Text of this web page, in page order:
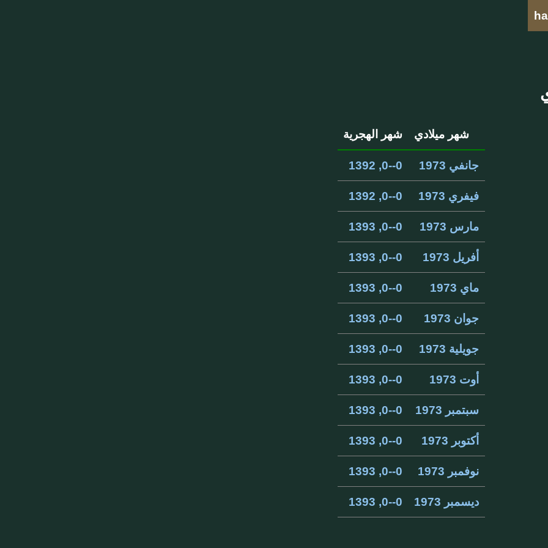
شهر ميلادي شهر الهجرية
جانفي 1973 0--0, 1392
فيفري 1973 0--0, 1392
مارس 1973 0--0, 1393
أفريل 1973 0--0, 1393
ماي 1973 0--0, 1393
جوان 1973 0--0, 1393
جويلية 1973 0--0, 1393
أوت 1973 0--0, 1393
سبتمبر 1973 0--0, 1393
أكتوبر 1973 0--0, 1393
نوفمبر 1973 0--0, 1393
ديسمبر 1973 0--0, 1393